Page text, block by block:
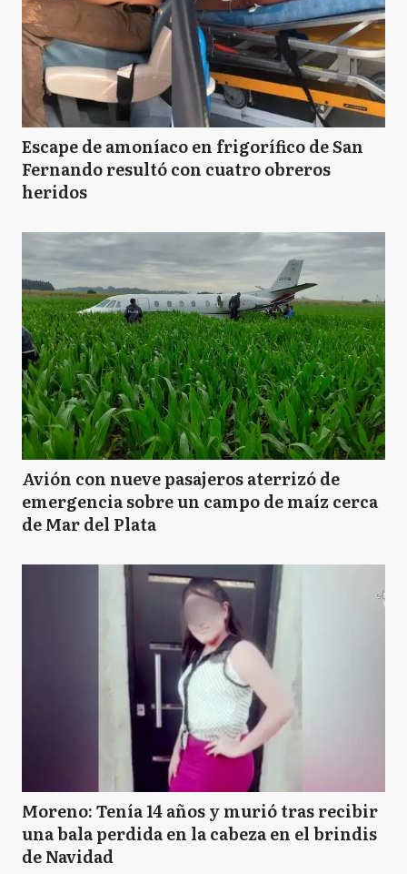
Escape de amoníaco en frigorífico de San
Fernando resultó con cuatro obreros
heridos
Avión con nueve pasajeros aterrizó de
emergencia sobre un campo de maíz cerca
de Mar del Plata
Moreno: Tenía 14 años y murió tras recibir
una bala perdida en la cabeza en el brindis
de Navidad